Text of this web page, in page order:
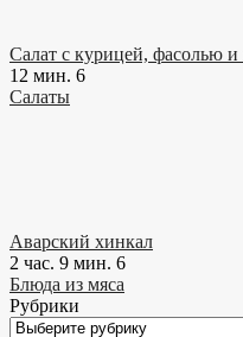
Салат с курицей, фасолью
12 мин. 6
Салаты
Аварский хинкал
2 час. 9 мин. 6
Блюда из мяса
Рубрики
Рубрики